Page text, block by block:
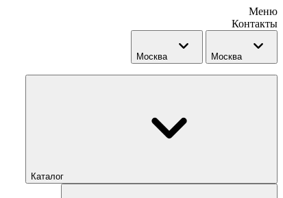
Меню
Контакты
Москва Москва
Каталог